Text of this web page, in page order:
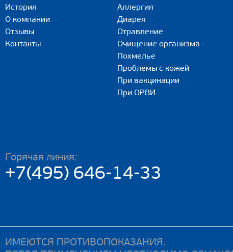
История
О компании
Отзывы
Контакты
Аллергия
Диарея
Отравление
Очищение организма
Похмелье
Проблемы с кожей
При вакцинации
При ОРВИ
Горячая линия:
+7(495) 646-14-33
ИМЕЮТСЯ ПРОТИВОПОКАЗАНИЯ.